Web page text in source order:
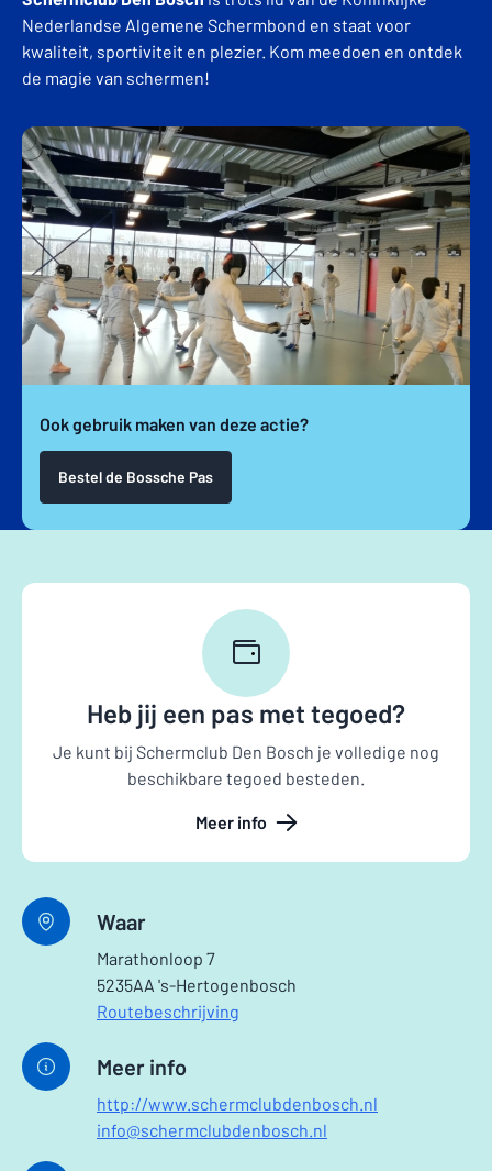
Nederlandse Algemene Schermbond en staat voor
kwaliteit, sportiviteit en plezier. Kom meedoen en ontdek
de magie van schermen!
Ook gebruik maken van deze actie?
Bestel de Bossche Pas
Heb jij een pas met tegoed?
Je kunt bij Schermclub Den Bosch je volledige nog
beschikbare tegoed besteden.
Meer info
Waar
Marathonloop 7
5235AA 's-Hertogenbosch
Routebeschrijving
Meer info
http://www.schermclubdenbosch.nl
info@schermclubdenbosch.nl